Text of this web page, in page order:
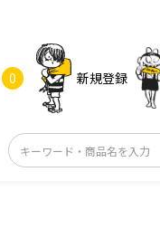
0 新規登録